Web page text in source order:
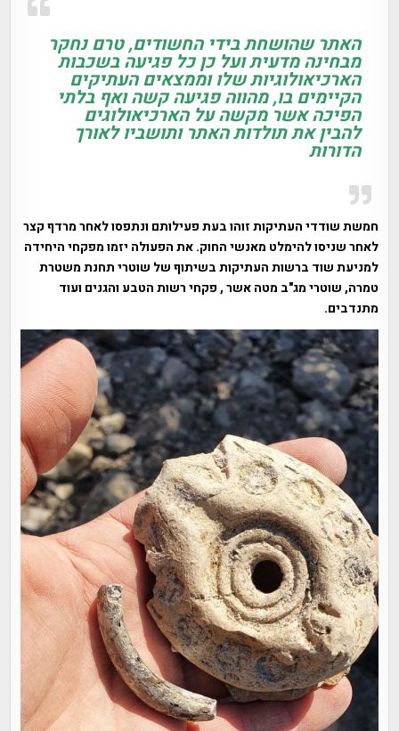
האתר שהושחת בידי החשודים, טרם נחקר
מבחינה מדעית ועל כן כל פגיעה בשכבות
הארכיאולוגיות שלו וממצאים העתיקים
הקיימים בו, מהווה פגיעה קשה ואף בלתי
הפיכה אשר מקשה על הארכיאולוגים
להבין את תולדות האתר ותושביו לאורך
הדורות
חמשת שודדי העתיקות זוהו בעת פעילותם ונתפסו לאחר מרדף קצר
לאחר שניסו להימלט מאנשי החוק. את הפעולה יזמו מפקחי היחידה
למניעת שוד ברשות העתיקות בשיתוף של שוטרי תחנת משטרת
טמרה, שוטרי מג"ב מטה אשר , פקחי רשות הטבע והגנים ועוד
מתנדבים.